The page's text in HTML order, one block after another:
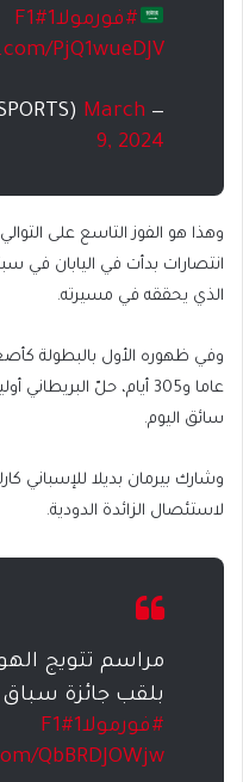
#فورمولا1 #F1
PjQ1wueDJV
— beIN SPORTS (@beINSPORTS)
March
9, 2024
وهذا هو الفوز التاسع على
الذي يحققه في مسيرته.
عاما و305 أيام، حلّ
سائق اليوم.
وشارك بيرمان بديلا للإسباني
لاستئصال الزائدة الدودية.
مراسم تتويج
بلقب جائزة
#فورمولا1 #F1
QbBRDJOWjw